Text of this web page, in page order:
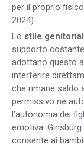
per il proprio
2024).
Lo stile
supporto
adottano questo
interferire
che rimane saldo
permissivo né
l’autonomia dei
emotiva.
consente ai